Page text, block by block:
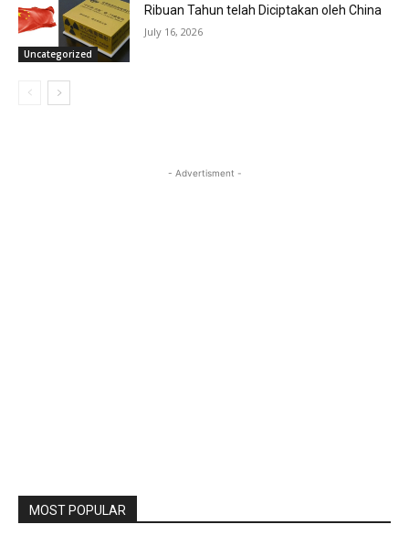
Uncategorized
Ribuan Tahun telah Diciptakan oleh China
July 16, 2026
- Advertisment -
MOST POPULAR